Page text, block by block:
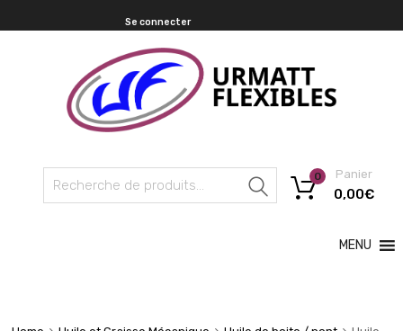
Se connecter
Recherche
Panier
0,00€
0
MENU